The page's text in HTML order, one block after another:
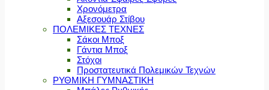
Χρονόμετρα
Αξεσουάρ Στίβου
ΠΟΛΕΜΙΚΕΣ ΤΕΧΝΕΣ
Σάκοι Μποξ
Γάντια Μποξ
Στόχοι
Προστατευτικά Πολεμικών Τεχνών
ΡΥΘΜΙΚΗ ΓΥΜΝΑΣΤΙΚΗ